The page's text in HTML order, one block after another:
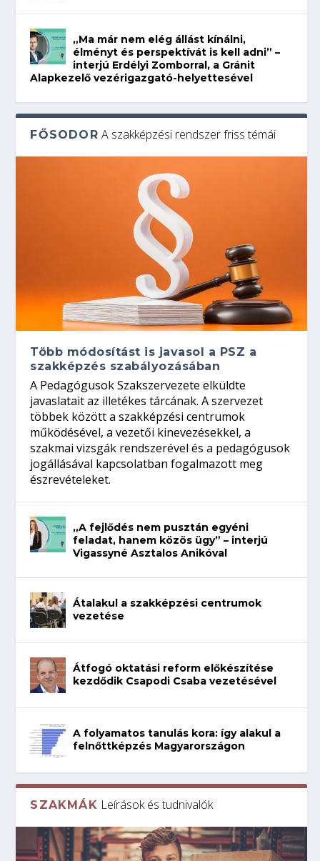
„Ma már nem elég állást kínálni,
élményt és perspektívát is kell adni” –
interjú Erdélyi Zomborral, a Gránit
Alapkezelő vezérigazgató-helyettesével
FŐSODOR A szakképzési rendszer friss témái
Több módosítást is javasol a PSZ a
szakképzés szabályozásában
A Pedagógusok Szakszervezete elküldte
javaslatait az illetékes tárcának. A szervezet
többek között a szakképzési centrumok
működésével, a vezetői kinevezésekkel, a
szakmai vizsgák rendszerével és a pedagógusok
jogállásával kapcsolatban fogalmazott meg
észrevételeket.
„A fejlődés nem pusztán egyéni
feladat, hanem közös ügy” – interjú
Vigassyné Asztalos Anikóval
Átalakul a szakképzési centrumok
vezetése
Átfogó oktatási reform előkészítése
kezdődik Csapodi Csaba vezetésével
A folyamatos tanulás kora: így alakul a
felnőttképzés Magyarországon
SZAKMÁK Leírások és tudnivalók